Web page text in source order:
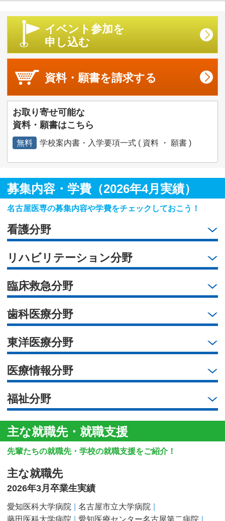
イベント参加を
申し込む
資料・願書を請求する
お取り寄せ可能な
資料・願書はこちら
無料 学校案内書・入学要項一式 ( 資料 ・ 願書 )
募集内容・学費（2026年4月実績）
名古屋医専の募集内容や学費をチェックしておこう！
看護分野
リハビリテーション分野
臨床救急分野
歯科医療分野
東洋医療分野
医療情報分野
福祉分野
主な就職先・就職支援
先輩たちの就職先・学校の就職支援をご紹介！
主な就職先
2026年3月卒業生実績
愛知医科大学病院
名古屋市立大学病院
藤田医科大学病院
愛知医療センター名古屋第二病院